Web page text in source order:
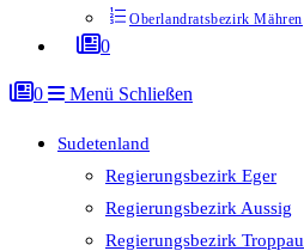
Oberlandratsbezirk Mähren
0
0 Menü Schließen
Sudetenland
Regierungsbezirk Eger
Regierungsbezirk Aussig
Regierungsbezirk Troppau